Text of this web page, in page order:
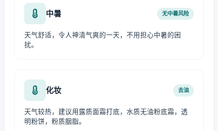
中暑 无中暑风险
天气舒适，令人神清气爽的一天，不用担心中暑的困
扰。
化妆 去油
天气较热，建议用露质面霜打底，水质无油粉底霜，透
明粉饼，粉质胭脂。